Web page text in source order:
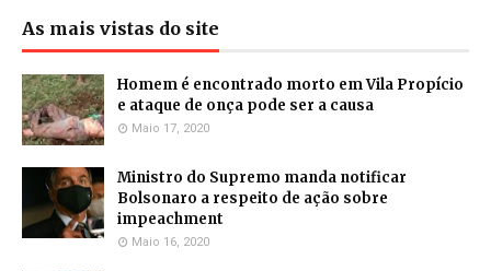
As mais vistas do site
Homem é encontrado morto em Vila Propício
e ataque de onça pode ser a causa
Maio 17, 2020
Ministro do Supremo manda notificar
Bolsonaro a respeito de ação sobre
impeachment
Maio 16, 2020